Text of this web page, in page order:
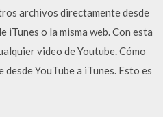
archivos directamente desde
o la misma web. Con esta
video de Youtube. Cómo
YouTube a iTunes. Esto es